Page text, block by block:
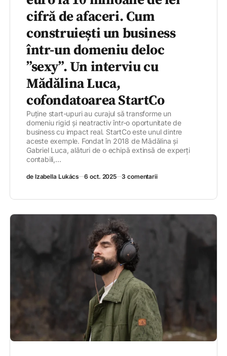
cifră de afaceri. Cum
construiești un business
într-un domeniu deloc
”sexy”. Un interviu cu
Mădălina Luca,
cofondatoarea StartCo
Puține start-upuri au curajul să transforme un
domeniu rigid și neatractiv într-o oportunitate de
business cu impact real. StartCo este unul dintre
aceste exemple. Fondat în 2018 de Mădălina și
Gabriel Luca, alături de o echipă extinsă de experți
contabili,...
de Izabella Lukács 6 oct. 2025 3 comentarii